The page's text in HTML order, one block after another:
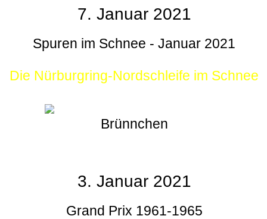
7. Januar 2021
Spuren im Schnee - Januar 2021
Die Nürburgring-Nordschleife im Schnee
Brünnchen
3. Januar 2021
Grand Prix 1961-1965